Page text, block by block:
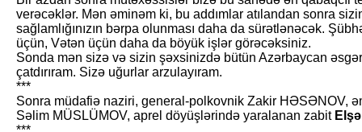
verəcəklər. Mən əminəm ki, bu addımlar atılandan sonra
sağlamlığınızın bərpa olunması daha da sürətlənəcək.
üçün, Vətən üçün daha da böyük işlər görəcəksiniz.
Sonda mən sizə və sizin şəxsinizdə bütün Azərbaycan
çatdırıram. Sizə uğurlar arzulayıram.
***
Sonra müdafiə naziri, general-polkovnik Zakir HƏSƏNOV,
Səlim MÜSLÜMOV, aprel döyüşlərində yaralanan zabit